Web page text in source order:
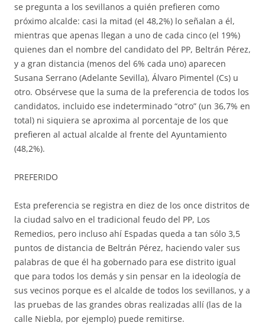
se pregunta a los sevillanos a quién prefieren como
próximo alcalde: casi la mitad (el 48,2%) lo señalan a él,
mientras que apenas llegan a uno de cada cinco (el 19%)
quienes dan el nombre del candidato del PP, Beltrán Pérez,
y a gran distancia (menos del 6% cada uno) aparecen
Susana Serrano (Adelante Sevilla), Álvaro Pimentel (Cs) u
otro. Obsérvese que la suma de la preferencia de todos los
candidatos, incluido ese indeterminado “otro” (un 36,7% en
total) ni siquiera se aproxima al porcentaje de los que
prefieren al actual alcalde al frente del Ayuntamiento
(48,2%).
PREFERIDO
Esta preferencia se registra en diez de los once distritos de
la ciudad salvo en el tradicional feudo del PP, Los
Remedios, pero incluso ahí Espadas queda a tan sólo 3,5
puntos de distancia de Beltrán Pérez, haciendo valer sus
palabras de que él ha gobernado para ese distrito igual
que para todos los demás y sin pensar en la ideología de
sus vecinos porque es el alcalde de todos los sevillanos, y a
las pruebas de las grandes obras realizadas allí (las de la
calle Niebla, por ejemplo) puede remitirse.